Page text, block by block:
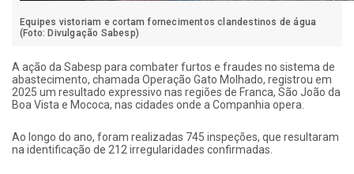
Equipes vistoriam e cortam fornecimentos clandestinos de água
(Foto: Divulgação Sabesp)
A ação da Sabesp para combater furtos e fraudes no sistema de
abastecimento, chamada Operação Gato Molhado, registrou em
2025 um resultado expressivo nas regiões de Franca, São João da
Boa Vista e Mococa, nas cidades onde a Companhia opera.
Ao longo do ano, foram realizadas 745 inspeções, que resultaram
na identificação de 212 irregularidades confirmadas.